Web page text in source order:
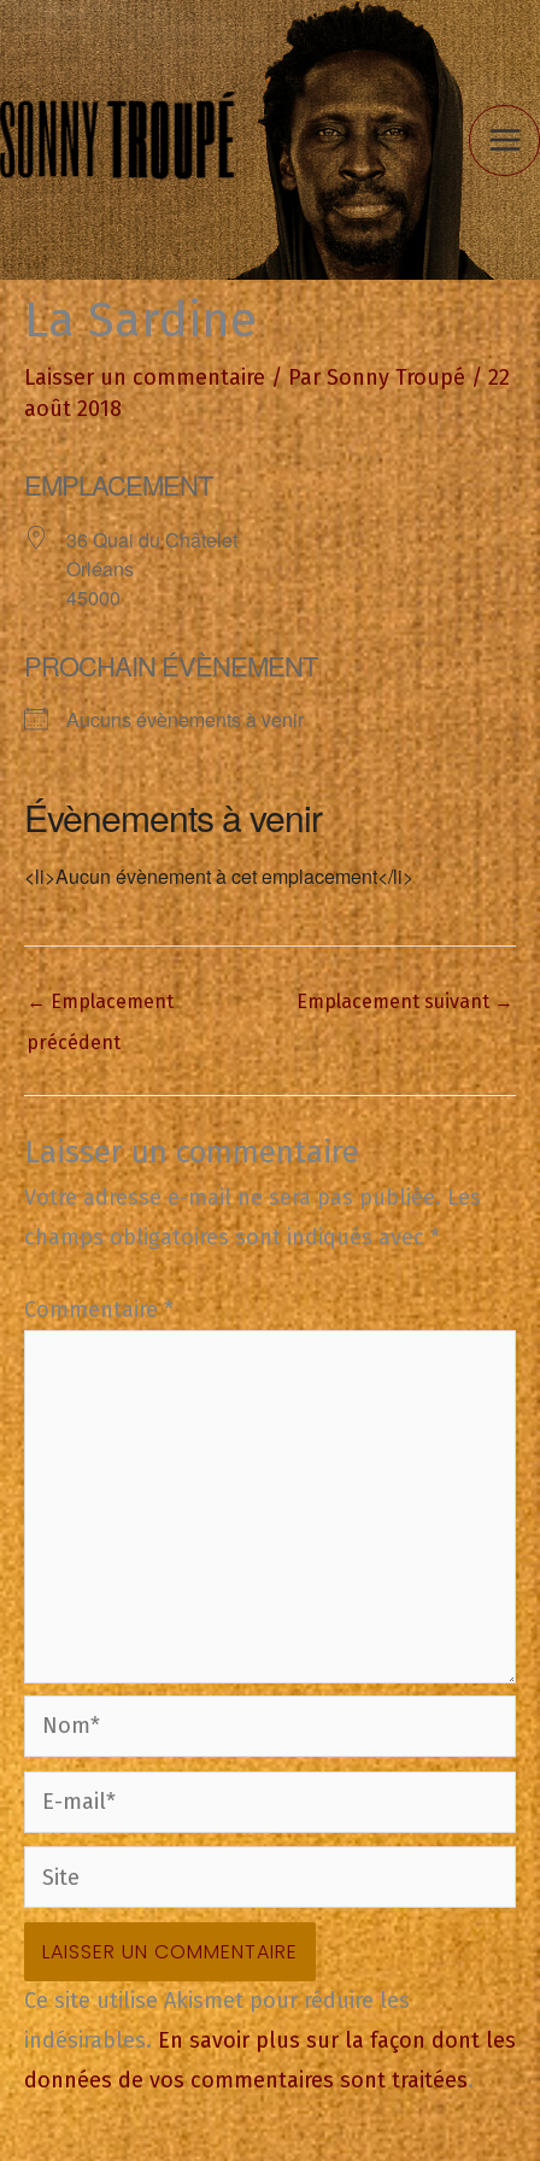
Aller
au
contenu
La Sardine
Laisser un commentaire / ParSonny Troupé/22
août 2018
EMPLACEMENT
36 Quai du Châtelet
Orléans
45000
PROCHAIN ÉVÈNEMENT
Aucuns évènements à venir
Évènements à venir
<li>Aucun évènement à cet emplacement</li>
←Emplacement
précédent
Emplacement suivant→
Laisser un commentaire
Votre adresse e-mail ne sera pas publiée. Les
champs obligatoires sont indiqués avec*
Commentaire*
Nom*
mail*
Site
Ce site utilise Akismet pour réduire les
indésirables.En savoir plus sur la façon dont les
données de vos commentaires sont traitées.